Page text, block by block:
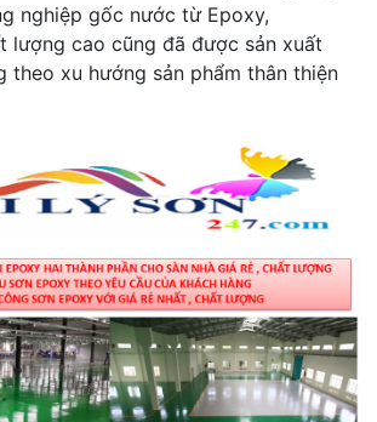
nghiệp gốc nước từ Epoxy,
lượng cao cũng đã được sản xuất
theo xu hướng sản phẩm thân thiện